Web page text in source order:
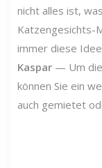
nicht alles ist,
Katzengesichts-
immer diese
Kaspar — Um
können Sie ein
auch gemietet